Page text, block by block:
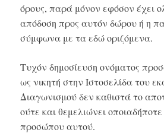
όρους, παρά μόνον εφόσον έχει
απόδοση προς αυτόν δώρου ή η
σύμφωνα με τα εδώ οριζόμενα.
Τυχόν δημοσίευση ονόματος
ως νικητή στην Ιστοσελίδα του
Διαγωνισμού δεν καθιστά το
ούτε και θεμελιώνει
προσώπου αυτού.